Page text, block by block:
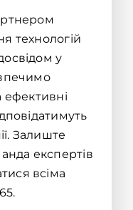
технологій
у
ефективні
Залиште
експертів
всіма